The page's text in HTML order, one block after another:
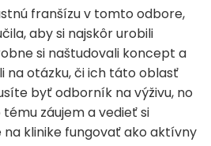
franšízu v tomto odbore,
aby si najskôr urobili
si naštudovali koncept a
na otázku, či ich táto oblasť
byť odborník na výživu, no
záujem a vedieť si
klinike fungovať ako aktívny